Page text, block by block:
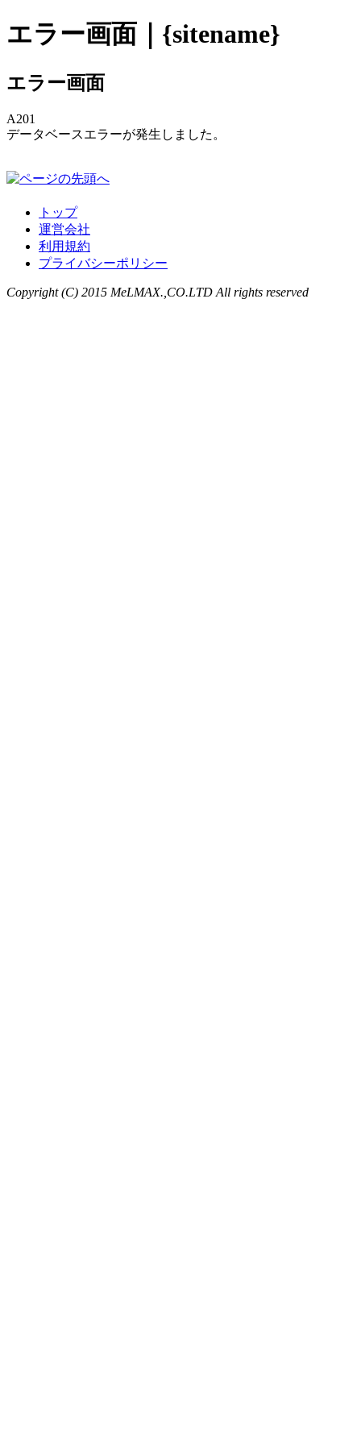
エラー画面｜{sitename}
エラー画面
A201
データベースエラーが発生しました。
トップ
運営会社
利用規約
プライバシーポリシー
Copyright (C) 2015 MeLMAX.,CO.LTD All rights reserved